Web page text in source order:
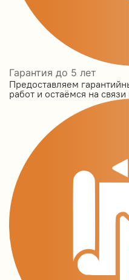
Гарантия до 5 лет
Предоставляем
работ и остаёмся на